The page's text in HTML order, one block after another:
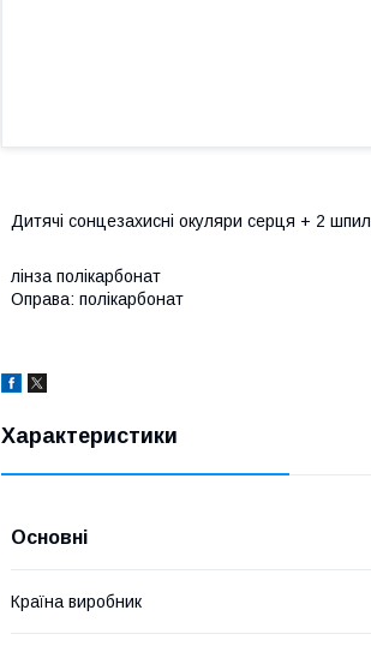
Дитячі сонцезахисні окуляри серця + 2
лінза полікарбонат
Оправа: полікарбонат
Характеристики
Основні
Країна виробник